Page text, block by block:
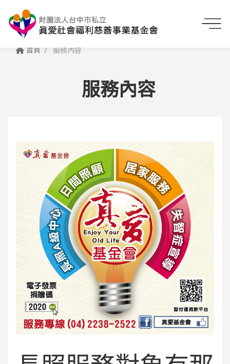
首頁 服務內容
服務內容